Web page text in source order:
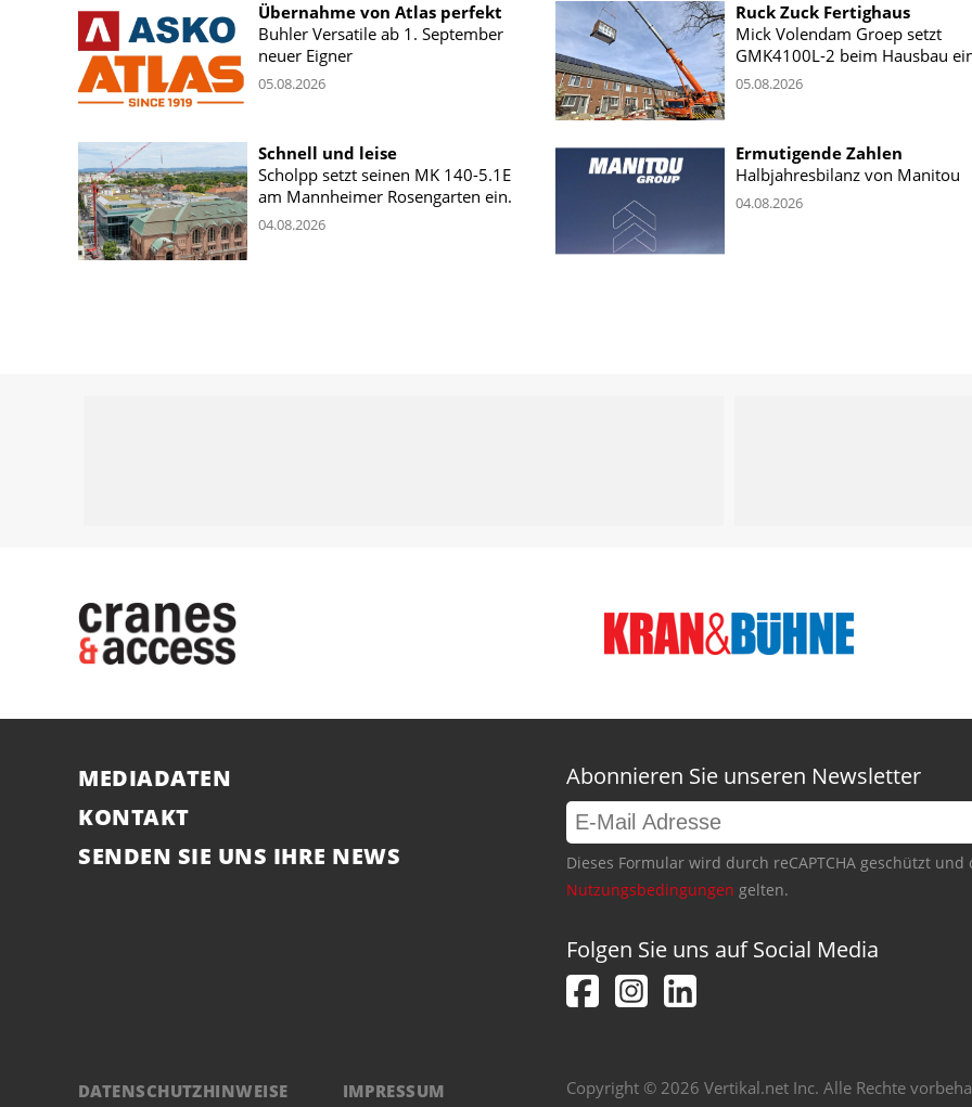
Übernahme von Atlas perfekt
Buhler Versatile ab 1. September
neuer Eigner
05.08.2026
Ruck Zuck Fertighaus
Mick Volendam Groep setzt
GMK4100L-2 beim Hausbau
05.08.2026
Schnell und leise
Scholpp setzt seinen MK 140-5.1E
am Mannheimer Rosengarten ein.
04.08.2026
Ermutigende Zahlen
Halbjahresbilanz von Manitou
04.08.2026
MEDIADATEN
KONTAKT
SENDEN SIE UNS IHRE NEWS
Abonnieren Sie unseren Newsletter
Dieses Formular wird durch reCAPTCHA geschützt
Nutzungsbedingungen gelten.
Folgen Sie uns auf Social Media
DATENSCHUTZHINWEISE IMPRESSUM Copyright © 2026 Vertikal.net Inc. Alle Rechte